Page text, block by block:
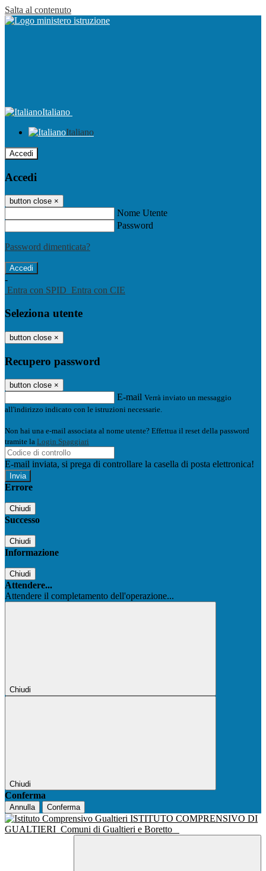
Salta al contenuto
Italiano
Italiano
Accedi
Accedi
button close ×
Nome Utente
Password
Password dimenticata?
-
Entra con SPID Entra con CIE
Seleziona utente
button close ×
Recupero password
button close ×
E-mail Verrà inviato un messaggio
all'indirizzo indicato con le istruzioni necessarie.
Non hai una e-mail associata al nome utente? Effettua il reset della password
tramite la Login Spaggiari
E-mail inviata, si prega di controllare la casella di posta elettronica!
Errore
Chiudi
Successo
Chiudi
Informazione
Chiudi
Attendere...
Attendere il completamento dell'operazione...
Chiudi
Chiudi
Conferma
Annulla Conferma
ISTITUTO COMPRENSIVO DI
GUALTIERI Comuni di Gualtieri e Boretto